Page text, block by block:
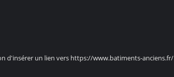
d'insérer un lien vers https://www.batiments-anciens.fr/